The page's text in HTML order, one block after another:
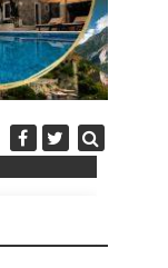
Diplomatija po